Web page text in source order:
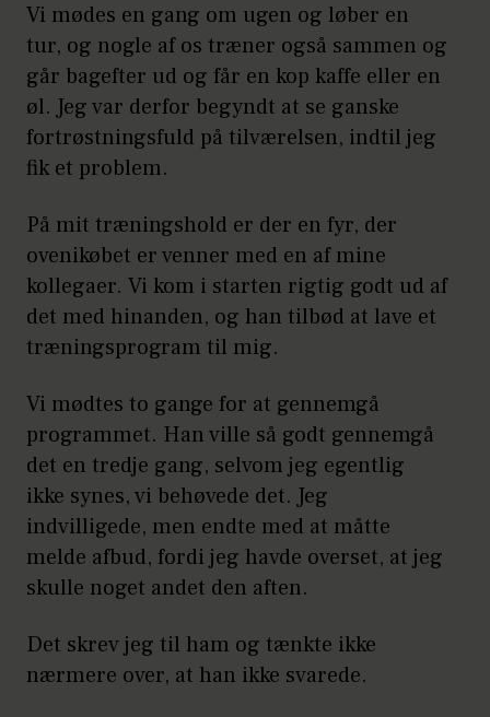
Vi mødes en gang om ugen og løber en
tur, og nogle af os træner også sammen og
går bagefter ud og får en kop kaffe eller en
øl. Jeg var derfor begyndt at se ganske
fortrøstningsfuld på tilværelsen, indtil jeg
fik et problem.
På mit træningshold er der en fyr, der
ovenikøbet er venner med en af mine
kollegaer. Vi kom i starten rigtig godt ud af
det med hinanden, og han tilbød at lave et
træningsprogram til mig.
Vi mødtes to gange for at gennemgå
programmet. Han ville så godt gennemgå
det en tredje gang, selvom jeg egentlig
ikke synes, vi behøvede det. Jeg
indvilligede, men endte med at måtte
melde afbud, fordi jeg havde overset, at jeg
skulle noget andet den aften.
Det skrev jeg til ham og tænkte ikke
nærmere over, at han ikke svarede.